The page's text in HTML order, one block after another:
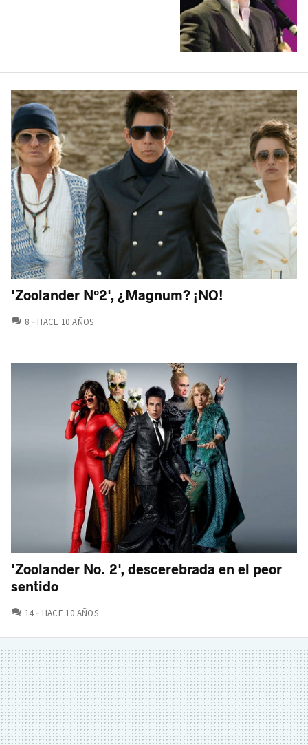
'Zoolander Nº2', ¿Magnum? ¡NO!
8 COMENTARIOS
HACE 10 AÑOS
'Zoolander No. 2', descerebrada en el peor
sentido
14 COMENTARIOS
HACE 10 AÑOS